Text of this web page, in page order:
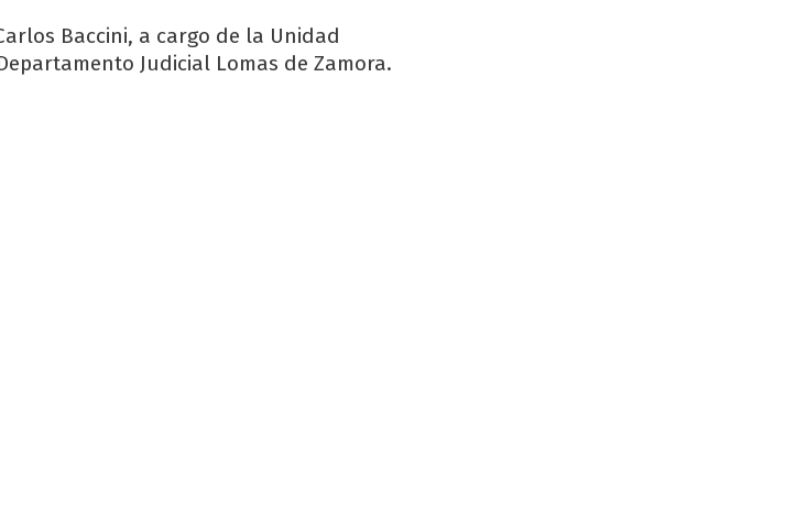
Baccini, a cargo de la Unidad
Judicial Lomas de Zamora.